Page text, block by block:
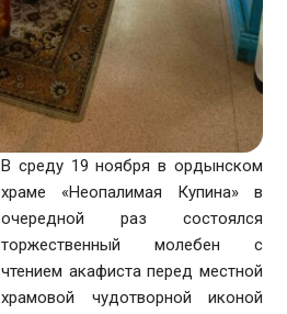
В среду 19 ноября в ордынском
храме «Неопалимая Купина» в
очередной раз состоялся
торжественный молебен с
чтением акафиста перед местной
храмовой чудотворной иконой